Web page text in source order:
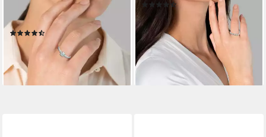
925 Sterling Silber, mit
Zirkonia
(169)
50,95 € UVP89,00 €
-43%
lieferbar - in 2-3 Werktagen bei dir
(25)
47,95 € 89,00 €
-46%
lieferbar - in 2-3 Werktagen bei dir